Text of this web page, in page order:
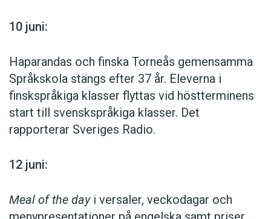
10 juni:
Haparandas och finska Torneås gemensamma
Språkskola stängs efter 37 år. Eleverna i
finskspråkiga klasser flyttas vid höstterminens
start till svenskspråkiga klasser. Det
rapporterar Sveriges Radio.
12 juni:
Meal of the dayi versaler, veckodagar och